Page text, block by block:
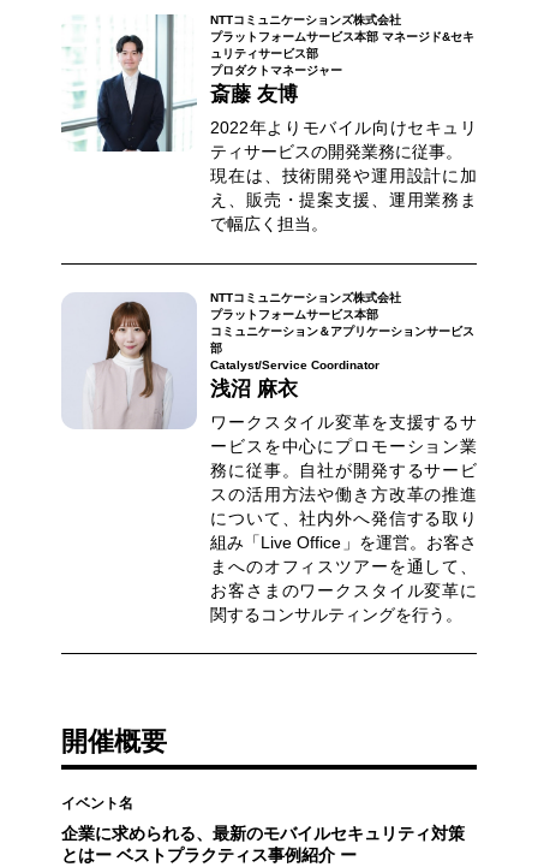
NTTコミュニケーションズ株式会社
プラットフォームサービス本部 マネージド&セキ
ュリティサービス部
プロダクトマネージャー
斎藤 友博
2022年よりモバイル向けセキュリ
ティサービスの開発業務に従事。
現在は、技術開発や運用設計に加
え、販売・提案支援、運用業務ま
で幅広く担当。
NTTコミュニケーションズ株式会社
プラットフォームサービス本部
コミュニケーション＆アプリケーションサービス
部
Catalyst/Service Coordinator
浅沼 麻衣
ワークスタイル変革を支援するサ
ービスを中心にプロモーション業
務に従事。自社が開発するサービ
スの活用方法や働き方改革の推進
について、社内外へ発信する取り
組み「Live Office」を運営。お客さ
まへのオフィスツアーを通して、
お客さまのワークスタイル変革に
関するコンサルティングを行う。
開催概要
イベント名
企業に求められる、最新のモバイルセキュリティ対策
とはー ベストプラクティス事例紹介 ー